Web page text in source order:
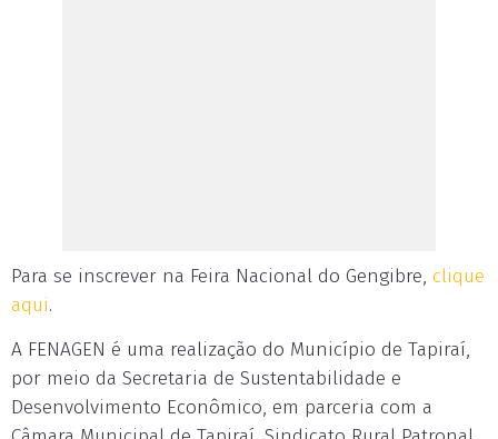
Para se inscrever na Feira Nacional do Gengibre, clique
aqui.
A FENAGEN é uma realização do Município de Tapiraí,
por meio da Secretaria de Sustentabilidade e
Desenvolvimento Econômico, em parceria com a